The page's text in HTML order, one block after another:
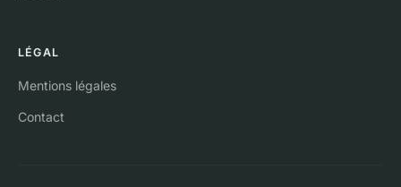
LÉGAL
Mentions légales
Contact